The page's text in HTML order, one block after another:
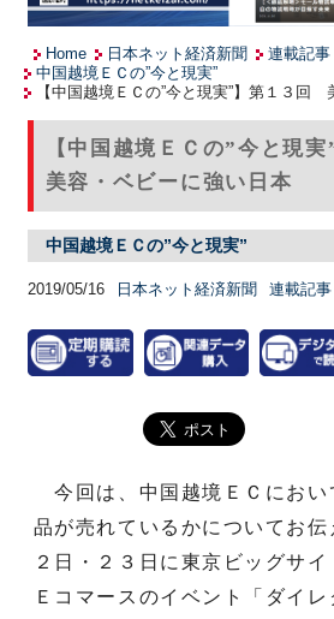
Home 日本ネット経済新聞
連載記事
中国越境ＥＣの”今と現実”
【中国越境ＥＣの”今と現実”】第１３回
【中国越境ＥＣの”今と現
美容・ベビーに強い日本
中国越境ＥＣの”今と現実”
2019/05/16 日本ネット経済新聞 連載記事
今回は、中国越境ＥＣにおい
品が売れているかについてお伝
２日・２３日に東京ビッグサイ
Ｅコマースのイベント「ダイ